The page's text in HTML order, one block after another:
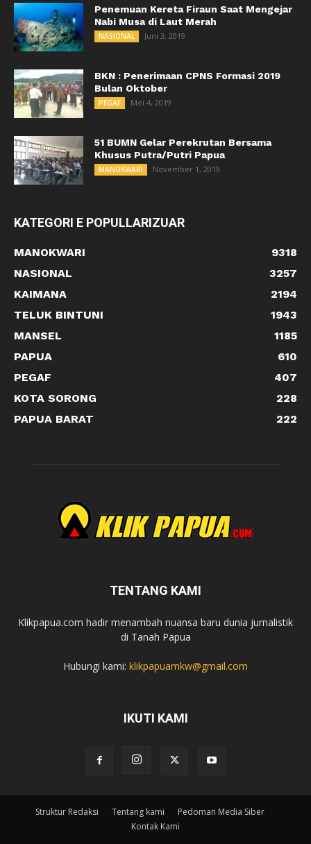
Penemuan Kereta Firaun Saat Mengejar
Nabi Musa di Laut Merah
NASIONAL Juni 3, 2019
BKN : Penerimaan CPNS Formasi 2019
Bulan Oktober
PEGAF Mei 4, 2019
51 BUMN Gelar Perekrutan Bersama
Khusus Putra/Putri Papua
MANOKWARI November 1, 2019
KATEGORI E POPULLARIZUAR
MANOKWARI
9318
NASIONAL
3257
KAIMANA
2194
TELUK BINTUNI
1943
MANSEL
1185
PAPUA
610
PEGAF
407
KOTA SORONG
228
PAPUA BARAT
222
TENTANG KAMI
Klikpapua.com hadir menambah nuansa baru dunia jurnalistik
di Tanah Papua
Hubungi kami: klikpapuamkw@gmail.com
IKUTI KAMI
Struktur Redaksi Tentang kami
Pedoman Media Siber
Kontak Kami